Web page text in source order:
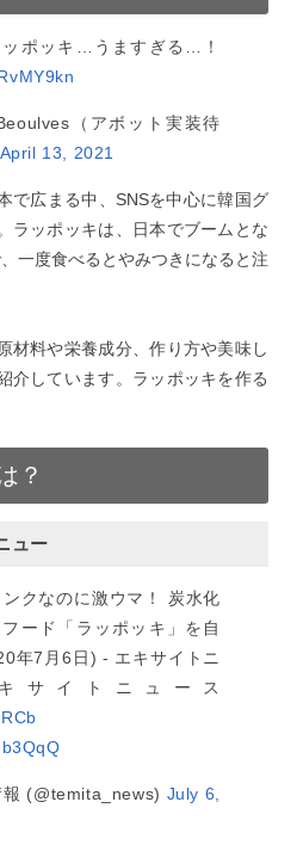
好きにおすすめの韓国屋台グル
ポッキ…うますぎる…！
（アボット実装待
April 13, 2021
で広まる中、SNSを中心に韓国グ
ラッポッキは、日本でブームとな
一度食べるとやみつきになると注
材料や栄養成分、作り方や美味し
介しています。ラッポッキを作る
？
ュー
ンクなのに激ウマ！ 炭水化
ード「ラッポッキ」を自
年7月6日) - エキサイトニ
サイトニュース
(@temita_news) July 6,